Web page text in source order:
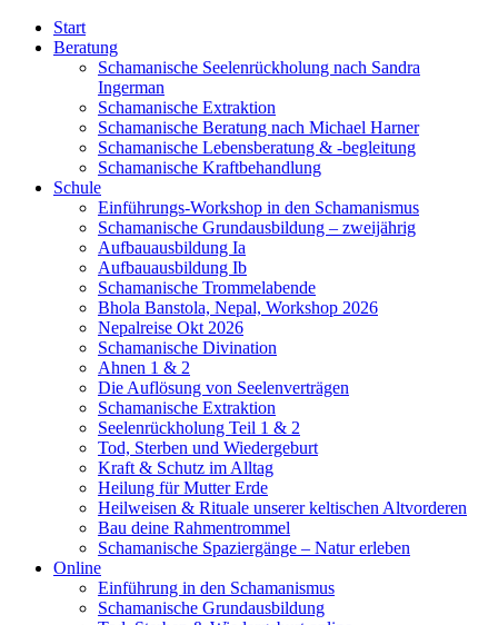
Start
Beratung
Schamanische Seelenrückholung nach Sandra
Ingerman
Schamanische Extraktion
Schamanische Beratung nach Michael Harner
Schamanische Lebensberatung & -begleitung
Schamanische Kraftbehandlung
Schule
Einführungs-Workshop in den Schamanismus
Schamanische Grundausbildung – zweijährig
Aufbauausbildung Ia
Aufbauausbildung Ib
Schamanische Trommelabende
Bhola Banstola, Nepal, Workshop 2026
Nepalreise Okt 2026
Schamanische Divination
Ahnen 1 & 2
Die Auflösung von Seelenverträgen
Schamanische Extraktion
Seelenrückholung Teil 1 & 2
Tod, Sterben und Wiedergeburt
Kraft & Schutz im Alltag
Heilung für Mutter Erde
Heilweisen & Rituale unserer keltischen Altvorderen
Bau deine Rahmentrommel
Schamanische Spaziergänge – Natur erleben
Online
Einführung in den Schamanismus
Schamanische Grundausbildung